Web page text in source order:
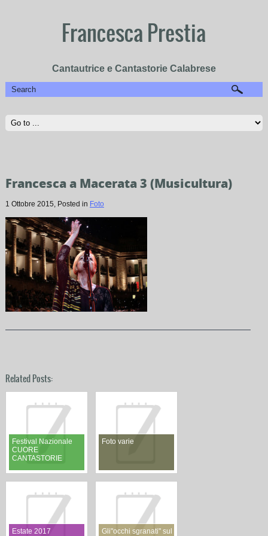
Francesca Prestia
Cantautrice e Cantastorie Calabrese
Francesca a Macerata 3 (Musicultura)
1 Ottobre 2015, Posted in Foto
Related Posts:
Festival Nazionale
CUORE
CANTASTORIE
Foto varie
Estate 2017
Gli"occhi sgranati" sul